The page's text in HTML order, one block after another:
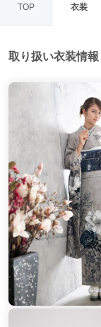
TOP 衣装
取り扱い衣装情報